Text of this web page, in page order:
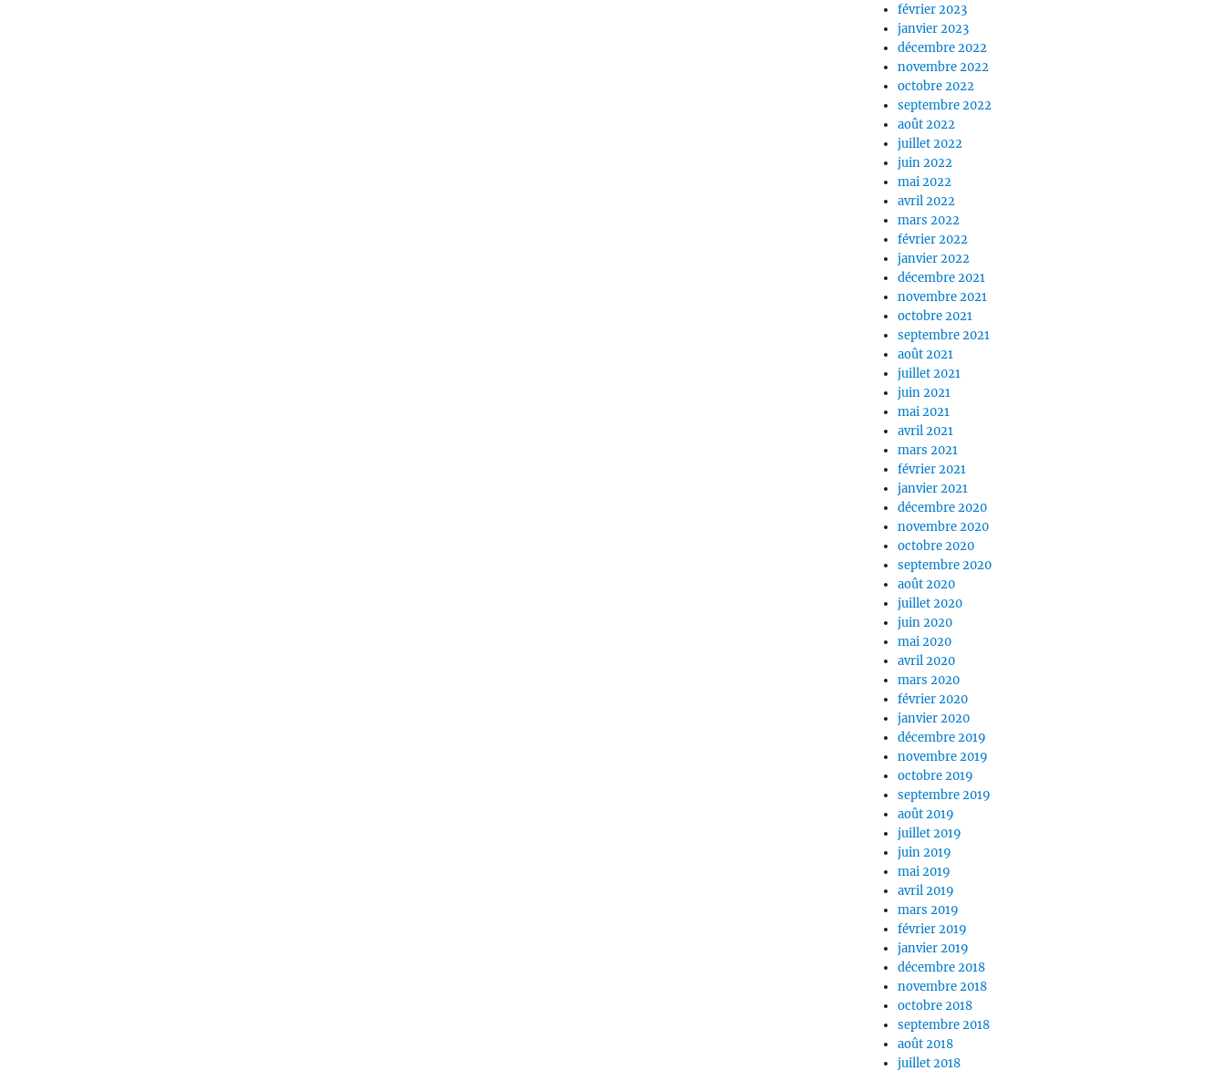
février 2023
janvier 2023
décembre 2022
novembre 2022
octobre 2022
septembre 2022
août 2022
juillet 2022
juin 2022
mai 2022
avril 2022
mars 2022
février 2022
janvier 2022
décembre 2021
novembre 2021
octobre 2021
septembre 2021
août 2021
juillet 2021
juin 2021
mai 2021
avril 2021
mars 2021
février 2021
janvier 2021
décembre 2020
novembre 2020
octobre 2020
septembre 2020
août 2020
juillet 2020
juin 2020
mai 2020
avril 2020
mars 2020
février 2020
janvier 2020
décembre 2019
novembre 2019
octobre 2019
septembre 2019
août 2019
juillet 2019
juin 2019
mai 2019
avril 2019
mars 2019
février 2019
janvier 2019
décembre 2018
novembre 2018
octobre 2018
septembre 2018
août 2018
juillet 2018